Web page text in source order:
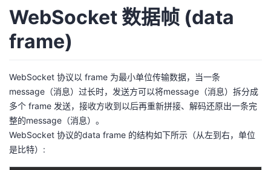
WebSocket 数据帧 (data
frame)
WebSocket 协议以 frame 为最小单位传输数据，当一条
message（消息）过长时，发送方可以将message（消息）拆分成
多个 frame 发送，接收方收到以后再重新拼接、解码还原出一条完
整的message（消息）。
WebSocket 协议的data frame 的结构如下所示（从左到右，单位
是比特）: